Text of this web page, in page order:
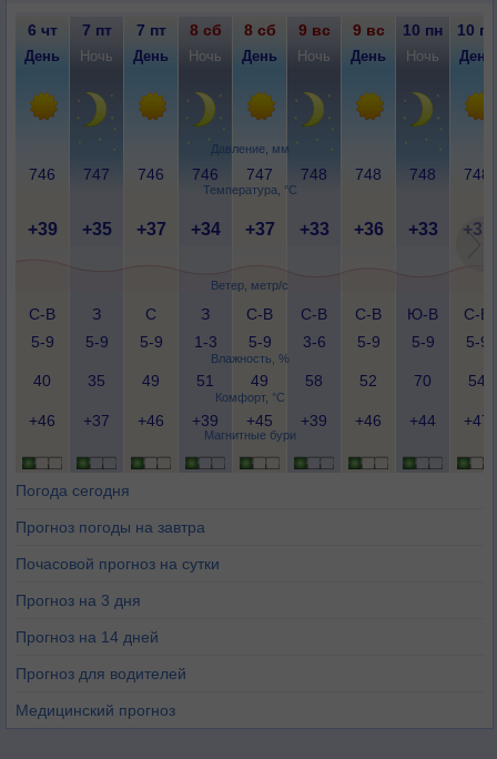
Давление, мм
Температура, °C
Ветер, метр/с
Влажность, %
Комфорт, °C
Магнитные бури
6 чт 7 пт 7 пт 8 сб 8 сб 9 вс 9 вс 10 пн 10 пн
День Ночь День Ночь День Ночь День Ночь День
746 747 746 746 747 748 748 748 748
+39 +35 +37 +34 +37 +33 +36 +33 +37
С-В
5-9
З
5-9
С
5-9
З
1-3
С-В
5-9
С-В
3-6
С-В
5-9
Ю-В
5-9
С-В
5-9
40 35 49 51 49 58 52 70 54
+46 +37 +46 +39 +45 +39 +46 +44 +47
Погода сегодня
Прогноз погоды на завтра
Почасовой прогноз на сутки
Прогноз на 3 дня
Прогноз на 14 дней
Прогноз для водителей
Медицинский прогноз